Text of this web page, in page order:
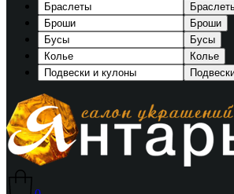
Броши
Бусы
Колье